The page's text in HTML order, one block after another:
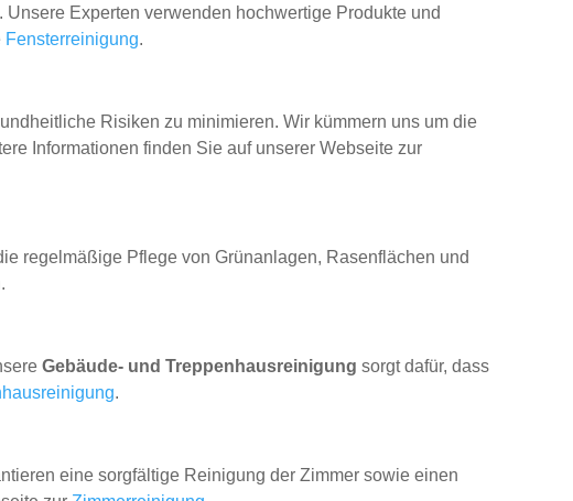
Experten verwenden hochwertige Produkte und
Fensterreinigung.
Risiken zu minimieren. Wir kümmern uns um die
Informationen finden Sie auf unserer Webseite zur
regelmäßige Pflege von Grünanlagen, Rasenflächen und
Gebäude- und Treppenhausreinigung sorgt dafür, dass
.
eine sorgfältige Reinigung der Zimmer sowie einen